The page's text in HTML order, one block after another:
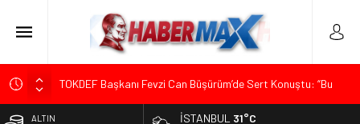
TOKDEF Başkanı Fevzi Can Büşürüm’de Sert Konuştu: “Bu
ALTIN İSTANBUL 31°C